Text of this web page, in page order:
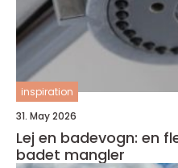
inspiration
31. May 2026
Lej en badevogn: en
badet mangler